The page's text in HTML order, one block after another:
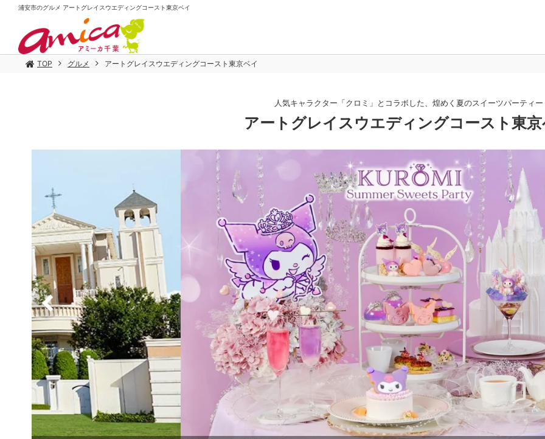
浦安市のグルメ アートグレイスウエディングコースト東京ベイ
TOP グルメ アートグレイスウエディングコースト東京ベイ
人気キャラクター「クロミ」とコラボした、煌めく夏のスイーツパーティー
アートグレイスウエディングコースト東